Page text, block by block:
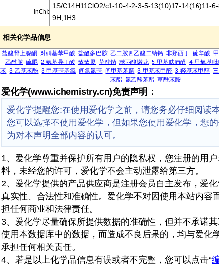
InChI:
1S/C14H11ClO2/c1-10-4-2-3-5-13(10)17-14(16)11-
9H,1H3
相关化学品信息
盐酸肾上腺酮 对硝基苯甲酸 盐酸多巴胺 乙二胺四乙酸二钠钙 非那西丁 硫辛酸
乙酰胺 硫脲 2-氨基异丁酸 敌敌畏 草酸钠 苯丙酸诺龙 5-甲基呋喃醛 4-甲氧基
苯 3-乙基苯酚 3-甲基苄基氯 间氯氯苄 间甲基苯腈 3-甲基苯甲醛 3-羟基苯甲醇
苯酯 氯乙酸苯酯 草酰苯胺
爱化学(www.ichemistry.cn)免责声明：
爱化学提醒您:在使用爱化学之前，请您务必仔细阅读
您可以选择不使用爱化学，但如果您使用爱化学，您
为对本声明全部内容的认可。
1、爱化学尊重并保护所有用户的隐私权，您注册的用
料，未经您的许可，爱化学不会主动泄露给第三方。
2、爱化学提供的产品供应商是注册会员自主发布，爱
真实性、合法性和准确性。爱化学不对因使用本站内容
担任何商业和法律责任。
3、爱化学尽量确保所提供数据的准确性，但并不承诺
使用本数据库中的数据，而造成不良后果的，均与爱化
承担任何相关责任。
4、若是以上化学品信息有误或者不完整，您可以点击“